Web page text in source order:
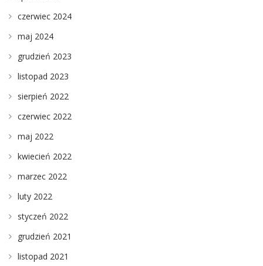
czerwiec 2024
maj 2024
grudzień 2023
listopad 2023
sierpień 2022
czerwiec 2022
maj 2022
kwiecień 2022
marzec 2022
luty 2022
styczeń 2022
grudzień 2021
listopad 2021